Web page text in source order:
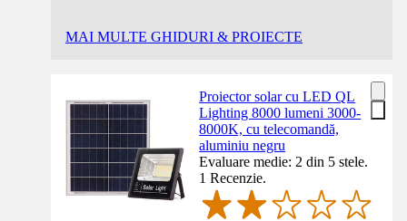
MAI MULTE GHIDURI & PROIECTE
Proiector solar cu LED QL
Lighting 8000 lumeni 3000-
8000K, cu telecomandă,
aluminiu negru
Evaluare medie: 2 din 5 stele.
1 Recenzie.